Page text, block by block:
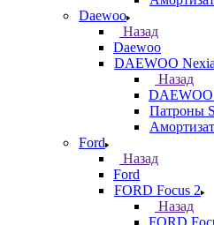
Daewoo
Назад
Daewoo
DAEWOO Nexia
Назад
DAEWOO
Патроны
Ford
Назад
Ford
FORD Focus 2
Назад
FORD